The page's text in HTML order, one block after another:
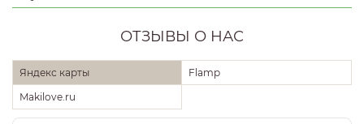
ОТЗЫВЫ О НАС
Яндекс карты
Flamp
Makilove.ru